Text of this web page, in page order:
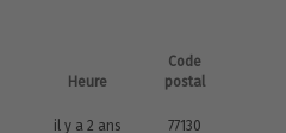
Heure
Code
postal
il y a 2 ans 77130